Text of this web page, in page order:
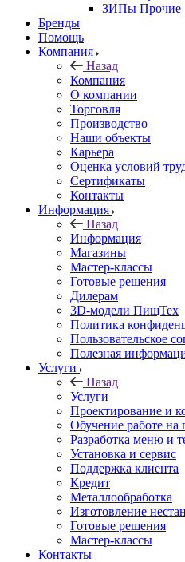
ЗИПы Прочие
Бренды
Помощь
Компания
Назад
Компания
О компании
Торговля
Производство
Наши объекты
Карьера
Оценка условий
Сертификаты
Контакты
Информация
Назад
Информация
Магазины
Мастер-классы
Готовые решения
Дилерам
3D-модели ПищТех
Политика
Пользовательское
Полезная
Услуги
Назад
Услуги
Проектирование и
Обучение работе на
Разработка меню и
Установка и сервис
Поддержка клиента
Кредит
Металлообработка
Изготовление
Готовые решения
Мастер-классы
Контакты